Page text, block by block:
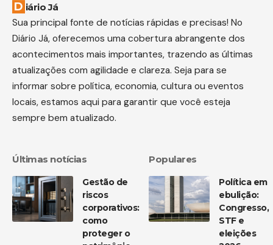
Diário Já
Sua principal fonte de notícias rápidas e precisas! No
Diário Já, oferecemos uma cobertura abrangente dos
acontecimentos mais importantes, trazendo as últimas
atualizações com agilidade e clareza. Seja para se
informar sobre política, economia, cultura ou eventos
locais, estamos aqui para garantir que você esteja
sempre bem atualizado.
Últimas notícias
Gestão de
riscos
corporativos:
como
proteger o
Populares
Política em
ebulição:
Congresso,
STF e
eleições